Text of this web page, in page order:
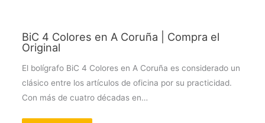
BiC 4 Colores en A Coruña | Compra el
Original
El bolígrafo BiC 4 Colores en A Coruña es considerado un
clásico entre los artículos de oficina por su practicidad.
Con más de cuatro décadas en…